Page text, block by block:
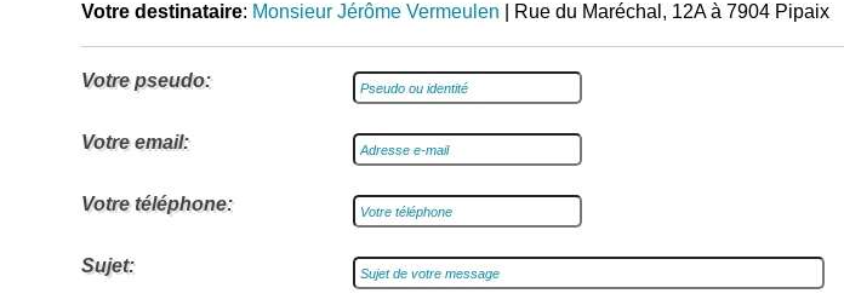
Votre destinataire: Monsieur Jérôme Vermeulen | Rue du Maréchal, 12A à 7904 Pipaix
Votre pseudo:
Votre email:
Votre téléphone:
Sujet: